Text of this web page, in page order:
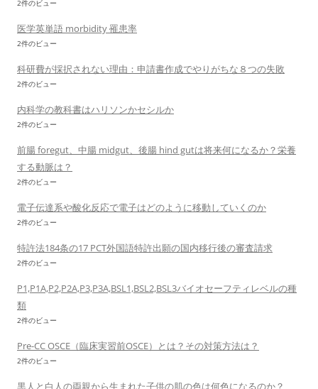
2件のビュー
医学英単語 morbidity 罹患率
2件のビュー
科研費が採択されない理由：申請書作成でやりがちな８つの失敗
2件のビュー
内科学の教科書はハリソンかセシルか
2件のビュー
前腸 foregut、中腸 midgut、後腸 hind gutは将来何になるか？栄養
する動脈は？
2件のビュー
電子伝達系や酸化反応で電子はどのように移動していくのか
2件のビュー
特許法184条の17 PCT外国語特許出願の国内移行後の審査請求
2件のビュー
P1,P1A,P2,P2A,P3,P3A,BSL1,BSL2,BSL3バイオセーフティレベルの種
類
2件のビュー
Pre-CC OSCE（臨床実習前OSCE）とは？その対策方法は？
2件のビュー
黒人と白人の両親から生まれた子供の肌の色は何色になるのか？